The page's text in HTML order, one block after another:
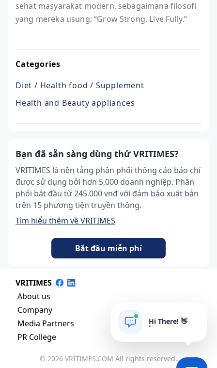
sehat masyarakat modern, sebagaimana filosofi
yang mereka usung: “Grow Strong. Live Fully.”
Categories
Diet / Health food / Supplement
Health and Beauty appliances
Bạn đã sẵn sàng dùng thử VRITIMES?
VRITIMES là nền tảng phân phối thông cáo báo chí
được sử dụng bởi hơn 5,000 doanh nghiệp. Phân
phối bắt đầu từ 245.000 vnđ với đảm bảo xuất bản
trên 15 phương tiện truyền thông.
Tìm hiểu thêm về VRITIMES
Bắt đầu miễn phí
VRITIMES
About us
Company
Media Partners
PR College
© 2026 VRITIMES.COM All rights reserved.
Hi There! 👋